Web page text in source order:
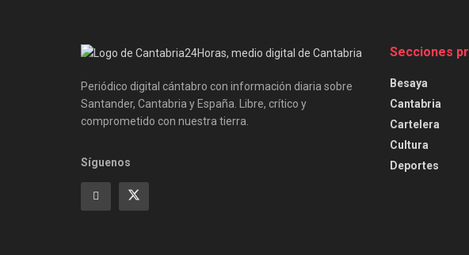
Periódico digital cántabro con información diaria sobre
Santander, Cantabria y España. Libre, crítico y
comprometido con nuestra tierra.
Síguenos
Secciones
Besaya
Cantabria
Cartelera
Cultura
Deportes